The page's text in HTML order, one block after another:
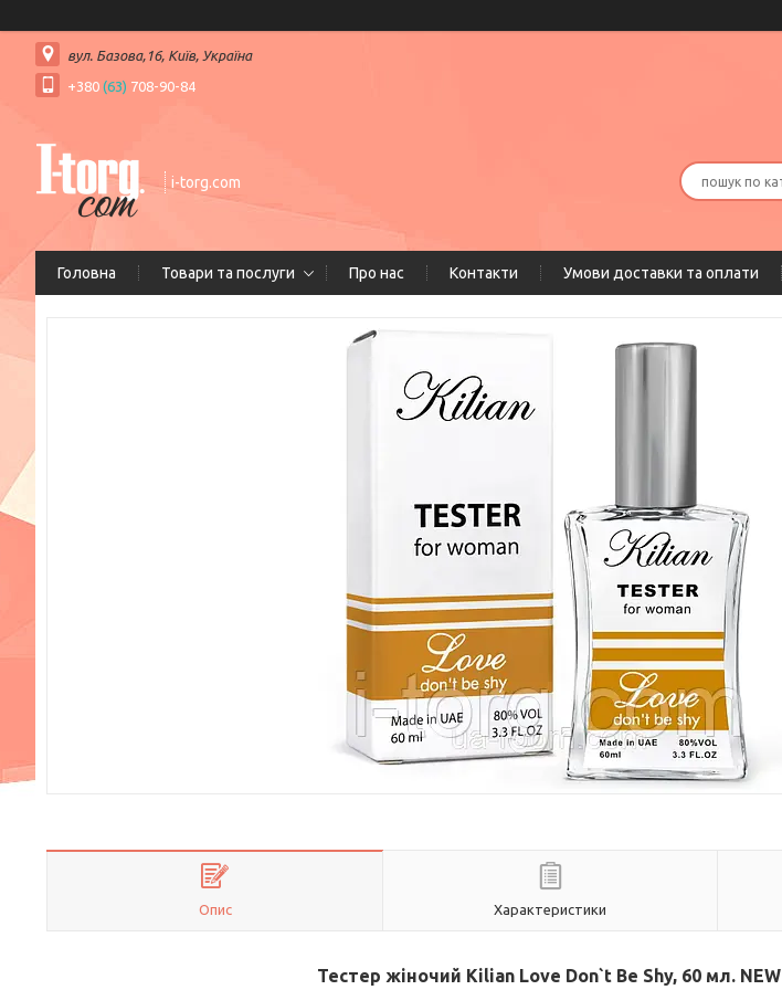
вул. Базова,16, Київ, Україна
+380 (63) 708-90-84
i-torg.com
Головна Товари та послуги Про нас Контакти Умови доставки та оплати
Опис Характеристики
Тестер жіночий Kilian Love Don`t Be Shy, 60 мл. NEW